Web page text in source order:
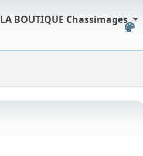
LA BOUTIQUE Chassimages